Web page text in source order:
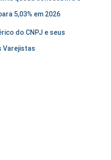
5,03% em 2026
do CNPJ e seus
Varejistas